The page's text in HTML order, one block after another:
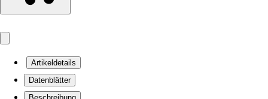
Artikeldetails
Datenblätter